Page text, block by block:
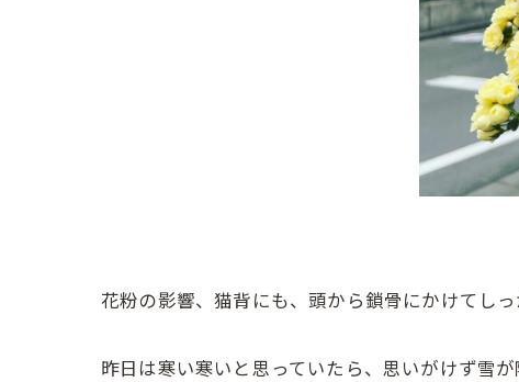
花粉の影響、猫背にも、頭から鎖骨にかけてし
昨日は寒い寒いと思っていたら、思いがけず雪